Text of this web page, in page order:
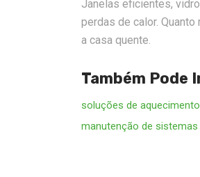
Janelas eficientes,
perdas de calor.
a casa quente.
Também Pode
soluções de
manutenção de